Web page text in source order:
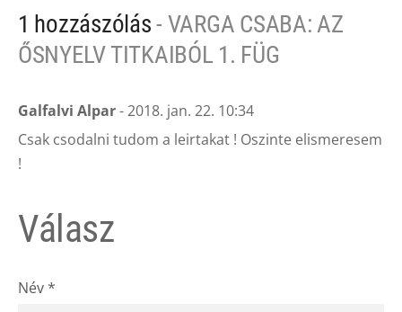
1 hozzászólás- VARGA CSABA: AZ
ŐSNYELV TITKAIBÓL 1. FÜG
Galfalvi Alpar- 2018. jan. 22. 10:34
Csak csodalni tudom a leirtakat ! Oszinte elismeresem
!
Válasz
Név *